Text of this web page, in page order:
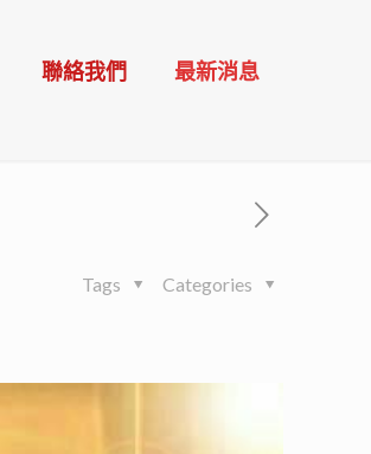
聯絡我們 最新消息
Categories
Tags